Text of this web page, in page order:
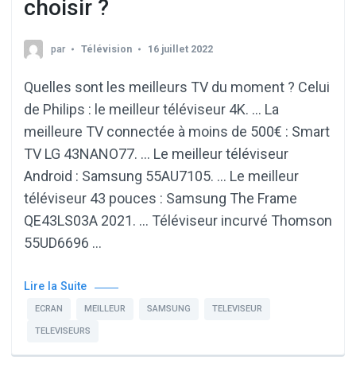
choisir ?
par Télévision 16 juillet 2022
Quelles sont les meilleurs TV du moment ? Celui
de Philips : le meilleur téléviseur 4K. … La
meilleure TV connectée à moins de 500€ : Smart
TV LG 43NANO77. … Le meilleur téléviseur
Android : Samsung 55AU7105. … Le meilleur
téléviseur 43 pouces : Samsung The Frame
QE43LS03A 2021. … Téléviseur incurvé Thomson
55UD6696 …
Lire la Suite
ECRAN MEILLEUR SAMSUNG TELEVISEUR
TELEVISEURS